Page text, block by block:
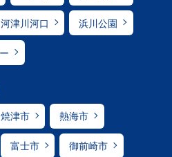
河津川河口 浜川公園
焼津市 熱海市
富士市 御前崎市